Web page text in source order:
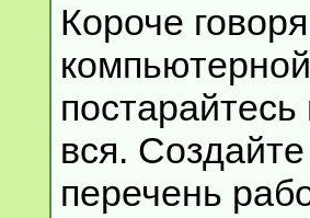
Короче
вся.
перечень